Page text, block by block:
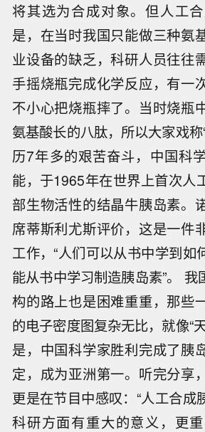
将其选为合成对象。但人工
是，在当时我国只能做三种氨
业设备的缺乏，科研人员往往
手摇烧瓶完成化学反应，有一
不小心把烧瓶摔了。当时烧瓶
氨基酸长的八肽，所以大家戏称
历7年多的艰苦奋斗，中国科
能，于1965年在世界上首次人
部生物活性的结晶牛胰岛素。
席蒂斯利尤斯评价，这是一件
工作，“人们可以从书中学到如
能从书中学习制造胰岛素”。 我
构的路上也是困难重重，那些
的电子密度图复杂无比，就像“
是，中国科学家胜利完成了胰
定，成为亚洲第一。听完分享
更是在节目中感叹：“人工合成
科研方面有重大的意义，更